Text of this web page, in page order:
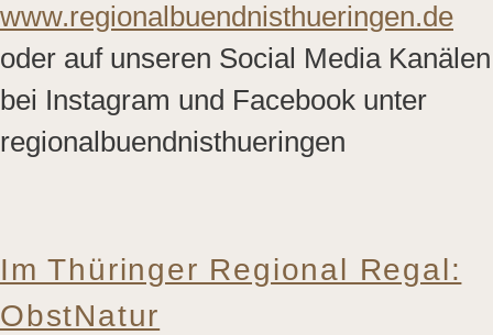
www.regionalbuendnisthueringen.de
oder auf unseren Social Media Kanälen
bei Instagram und Facebook unter
regionalbuendnisthueringen
Im Thüringer Regional Regal:
ObstNatur